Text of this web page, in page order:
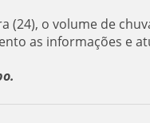
(24), o volume de
as informações e